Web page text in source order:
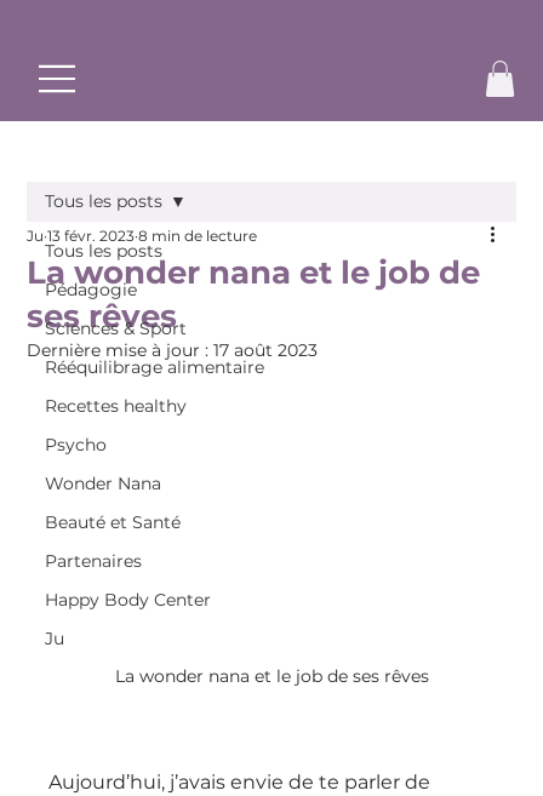
Tous les posts
Pédagogie
Sciences & Sport
Rééquilibrage alimentaire
Recettes healthy
Psycho
Wonder Nana
Beauté et Santé
Partenaires
Happy Body Center
Ju
Tous les posts
La wonder nana et le job de
ses rêves
Ju 13 févr. 2023 8 min de lecture
Dernière mise à jour :17 août 2023
La wonder nana et le job de ses rêves
Aujourd’hui, j’avais envie de te parler de